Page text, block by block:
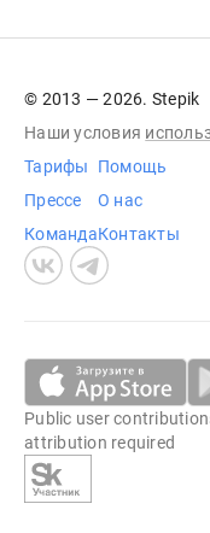
© 2013 — 2026. Stepik
Наши условия
Тарифы
Прессе
Команда
Помощь
О нас
Контакты
Public user
attribution required